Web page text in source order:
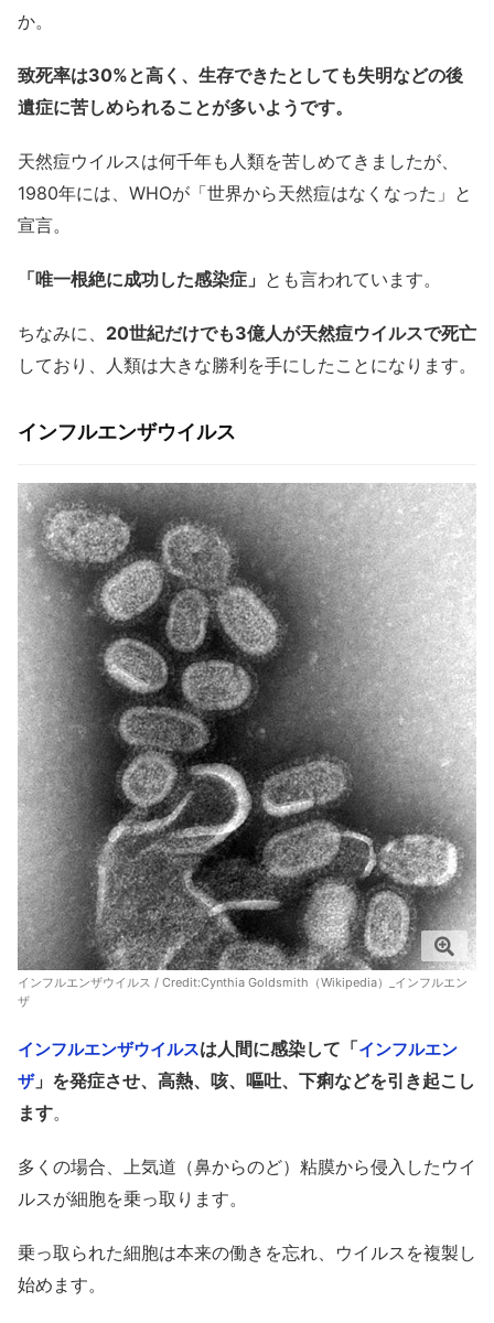
か。
致死率は30%と高く、生存できたとしても失明などの後
遺症に苦しめられることが多いようです。
天然痘ウイルスは何千年も人類を苦しめてきましたが、
1980年には、WHOが「世界から天然痘はなくなった」と
宣言。
「唯一根絶に成功した感染症」 とも言われています。
ちなみに、 20世紀だけでも3億人が天然痘ウイルスで死亡
しており、人類は大きな勝利を手にしたことになります。
インフルエンザウイルス
インフルエンザウイルス / Credit:Cynthia Goldsmith（Wikipedia）_インフルエン
ザ
インフルエンザウイルスは人間に感染して「インフルエン
ザ」を発症させ、高熱、咳、嘔吐、下痢などを引き起こし
ます。
多くの場合、上気道（鼻からのど）粘膜から侵入したウイ
ルスが細胞を乗っ取ります。
乗っ取られた細胞は本来の働きを忘れ、ウイルスを複製し
始めます。